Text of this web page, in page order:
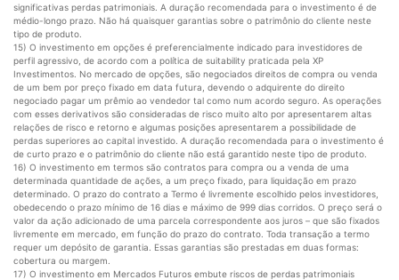
significativas perdas patrimoniais. A duração recomendada para o investimento é de
médio-longo prazo. Não há quaisquer garantias sobre o patrimônio do cliente neste
tipo de produto.
15) O investimento em opções é preferencialmente indicado para investidores de
perfil agressivo, de acordo com a política de suitability praticada pela XP
Investimentos. No mercado de opções, são negociados direitos de compra ou venda
de um bem por preço fixado em data futura, devendo o adquirente do direito
negociado pagar um prêmio ao vendedor tal como num acordo seguro. As operações
com esses derivativos são consideradas de risco muito alto por apresentarem altas
relações de risco e retorno e algumas posições apresentarem a possibilidade de
perdas superiores ao capital investido. A duração recomendada para o investimento é
de curto prazo e o patrimônio do cliente não está garantido neste tipo de produto.
16) O investimento em termos são contratos para compra ou a venda de uma
determinada quantidade de ações, a um preço fixado, para liquidação em prazo
determinado. O prazo do contrato a Termo é livremente escolhido pelos investidores,
obedecendo o prazo mínimo de 16 dias e máximo de 999 dias corridos. O preço será o
valor da ação adicionado de uma parcela correspondente aos juros – que são fixados
livremente em mercado, em função do prazo do contrato. Toda transação a termo
requer um depósito de garantia. Essas garantias são prestadas em duas formas:
cobertura ou margem.
17) O investimento em Mercados Futuros embute riscos de perdas patrimoniais